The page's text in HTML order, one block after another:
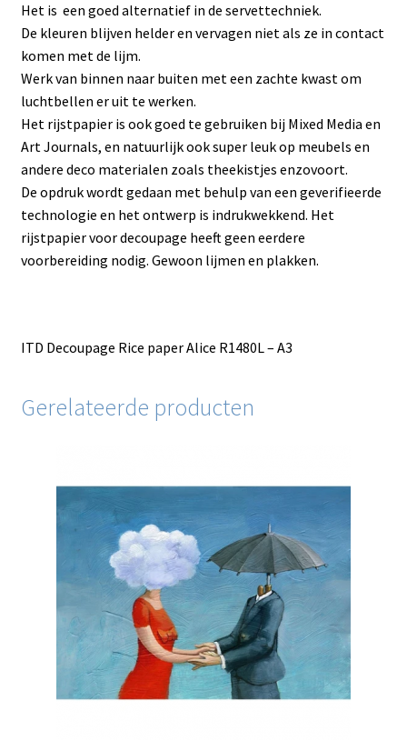
Het is een goed alternatief in de servettechniek.
De kleuren blijven helder en vervagen niet als ze in contact
komen met de lijm.
Werk van binnen naar buiten met een zachte kwast om
luchtbellen er uit te werken.
Het rijstpapier is ook goed te gebruiken bij Mixed Media en
Art Journals, en natuurlijk ook super leuk op meubels en
andere deco materialen zoals theekistjes enzovoort.
De opdruk wordt gedaan met behulp van een geverifieerde
technologie en het ontwerp is indrukwekkend. Het
rijstpapier voor decoupage heeft geen eerdere
voorbereiding nodig. Gewoon lijmen en plakken.
ITD Decoupage Rice paper Alice R1480L – A3
Gerelateerde producten